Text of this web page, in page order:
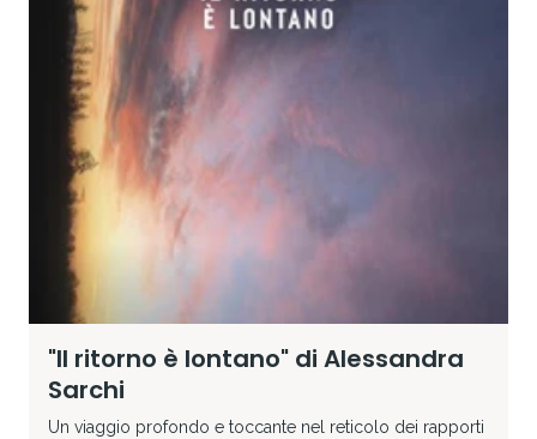
"Il ritorno è lontano" di Alessandra
Sarchi
Un viaggio profondo e toccante nel reticolo dei rapporti